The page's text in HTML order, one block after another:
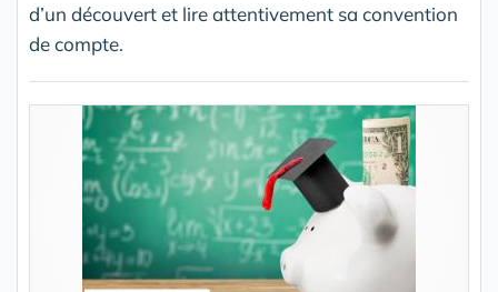
d’un découvert et lire attentivement sa convention
de compte.